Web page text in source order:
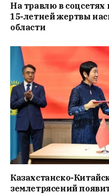
На травлю в
15-летней жертвы
области
Казахстанско-
землетрясений